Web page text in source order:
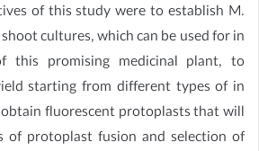
of this study were to establish M.
cultures, which can be used for in
this promising medicinal plant, to
starting from different types of in
fluorescent protoplasts that will
of protoplast fusion and selection of